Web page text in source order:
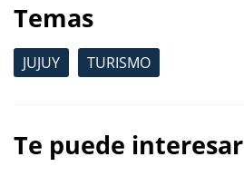
Temas
JUJUY TURISMO
Te puede interesar